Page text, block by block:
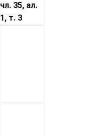
чл. 35, ал.
1, т. 3